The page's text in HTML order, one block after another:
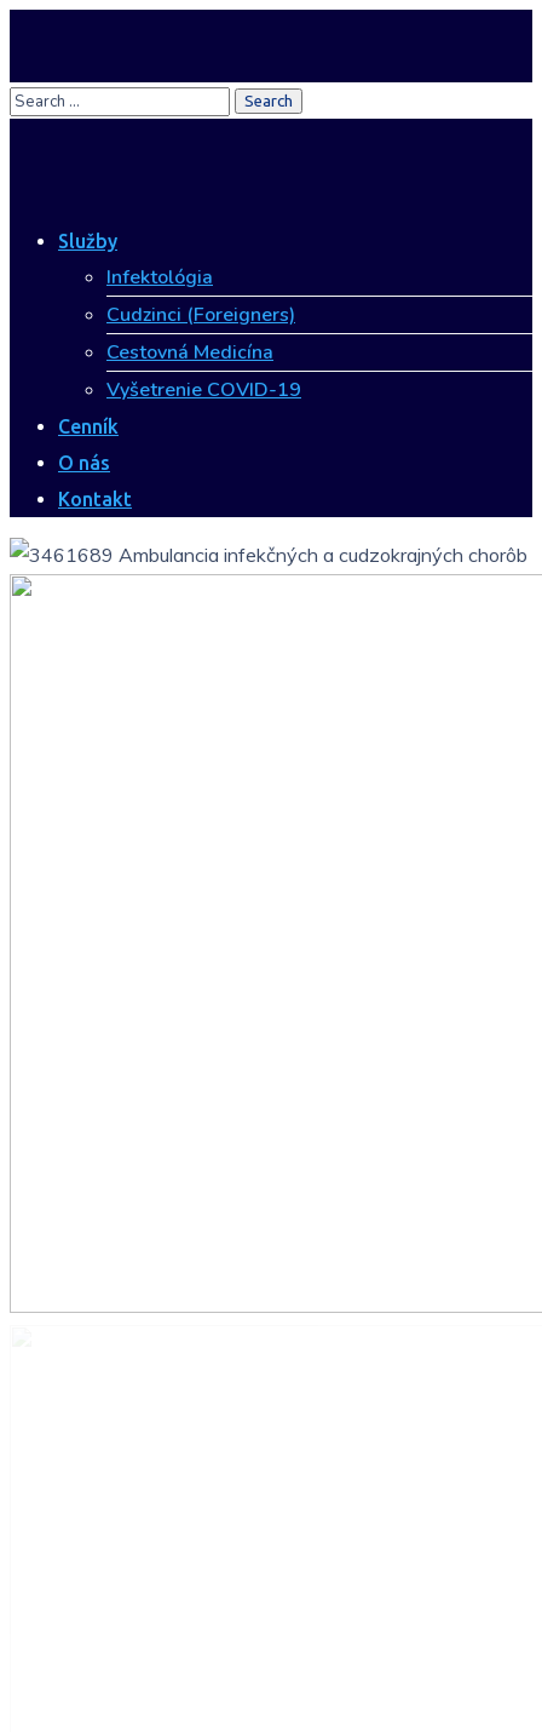
Služby
Infektológia
Cudzinci (Foreigners)
Cestovná Medicína
Vyšetrenie COVID-19
Cenník
O nás
Kontakt
Ambulancia infekčných a cudzokrajných chorôb